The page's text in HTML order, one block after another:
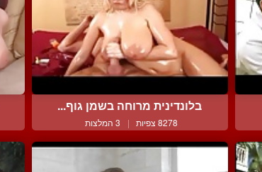
בלונדינית מרוחה בשמן גוף...
8278 צפיות | 3 המלצות